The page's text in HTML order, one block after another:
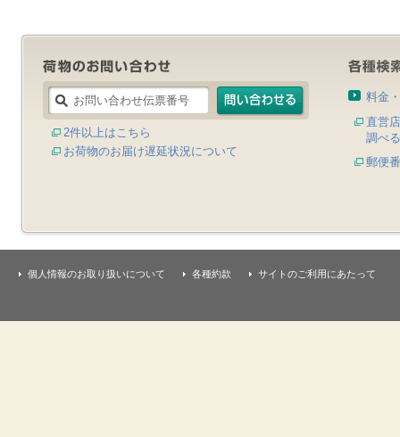
2件以上はこちら
お荷物のお届け遅延状況について
料金
直営
調べる
郵便
個人情報のお取り扱いについて 各種約款 サイトのご利用にあたって